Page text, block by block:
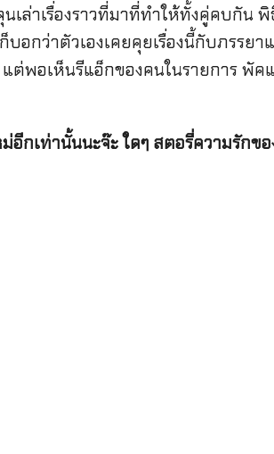
ล่าเรื่องราวที่มาที่ทำให้ทั้งคู่คบกัน พิ
กว่าตัวเองเคยคุยเรื่องนี้กับภรรยา
แต่พอเห็นรีแอ็กของคนในรายการ พัค
อีกเท่านั้นนะจ๊ะ ใดๆ สตอรี่ความรักข